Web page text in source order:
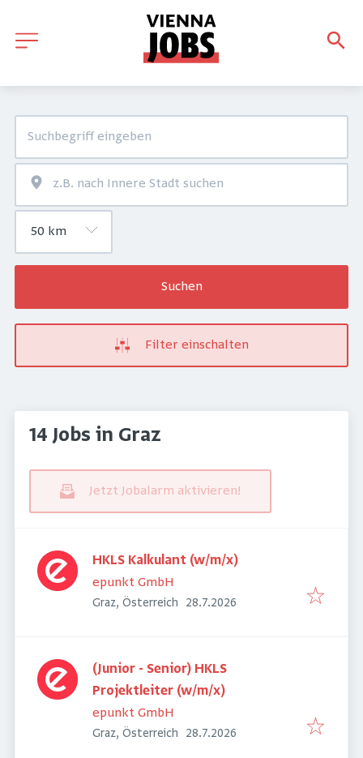
Suchen
Filter einschalten
14 Jobs in Graz
Jetzt Jobalarm aktivieren!
HKLS Kalkulant (w/m/x)
epunkt GmbH
Graz, Österreich Veröffentlicht
28.7.2026
(Junior - Senior) HKLS
Projektleiter (w/m/x)
epunkt GmbH
Graz, Österreich Veröffentlicht
28.7.2026